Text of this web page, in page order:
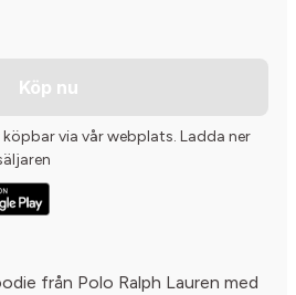
Köp nu
via vår webplats. Ladda ner
från Polo Ralph Lauren med